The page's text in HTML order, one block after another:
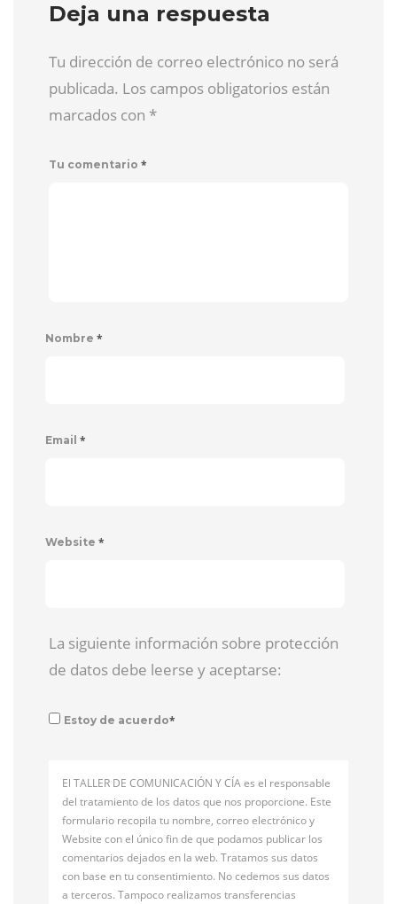
Deja una respuesta
Tu dirección de correo electrónico no será
publicada. Los campos obligatorios están
marcados con *
Tu comentario *
Nombre *
Email *
Website *
La siguiente información sobre protección
de datos debe leerse y aceptarse:
Estoy de acuerdo*
El TALLER DE COMUNICACIÓN Y CÍA es el responsable
del tratamiento de los datos que nos proporcione. Este
formulario recopila tu nombre, correo electrónico y
Website con el único fin de que podamos publicar los
comentarios dejados en la web. Tratamos sus datos
con base en tu consentimiento. No cedemos sus datos
a terceros. Tampoco realizamos transferencias